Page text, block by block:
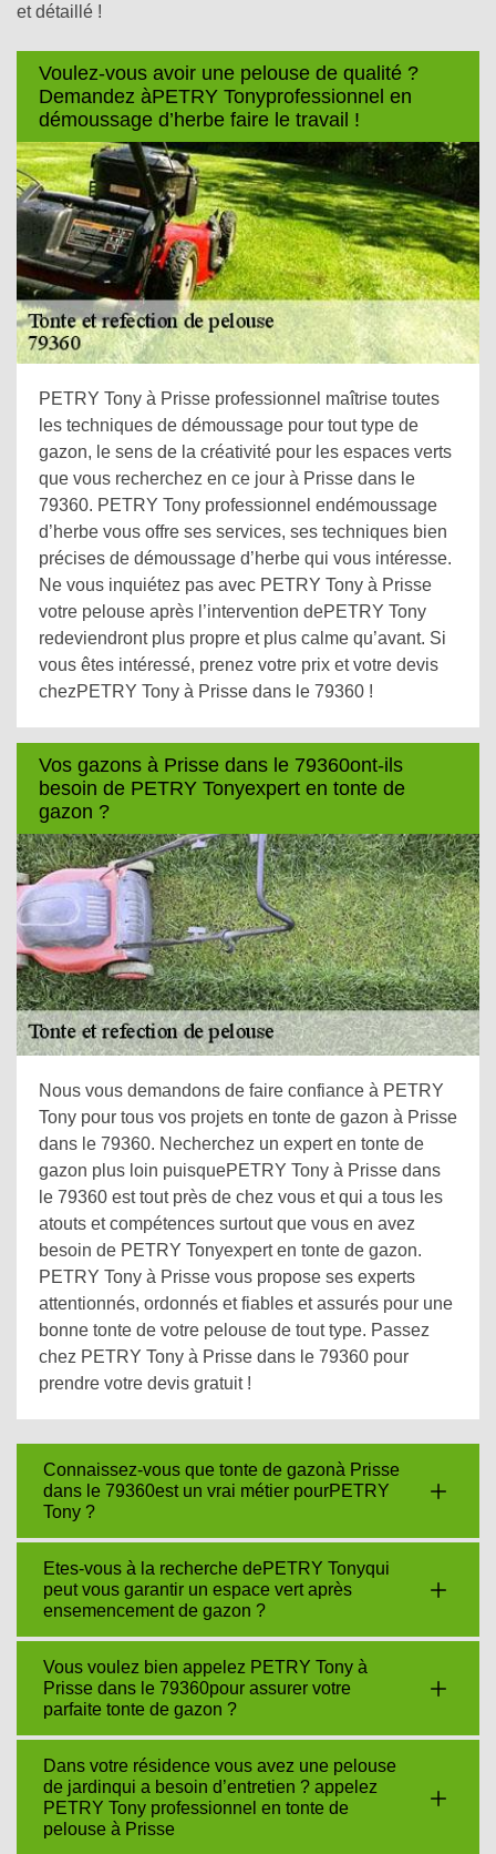
et détaillé !
Voulez-vous avoir une pelouse de qualité ?
Demandez àPETRY Tonyprofessionnel en
démoussage d’herbe faire le travail !
PETRY Tony à Prisse professionnel maîtrise toutes
les techniques de démoussage pour tout type de
gazon, le sens de la créativité pour les espaces verts
que vous recherchez en ce jour à Prisse dans le
79360. PETRY Tony professionnel endémoussage
d’herbe vous offre ses services, ses techniques bien
précises de démoussage d’herbe qui vous intéresse.
Ne vous inquiétez pas avec PETRY Tony à Prisse
votre pelouse après l’intervention dePETRY Tony
redeviendront plus propre et plus calme qu’avant. Si
vous êtes intéressé, prenez votre prix et votre devis
chezPETRY Tony à Prisse dans le 79360 !
Vos gazons à Prisse dans le 79360ont-ils
besoin de PETRY Tonyexpert en tonte de
gazon ?
Nous vous demandons de faire confiance à PETRY
Tony pour tous vos projets en tonte de gazon à Prisse
dans le 79360. Necherchez un expert en tonte de
gazon plus loin puisquePETRY Tony à Prisse dans
le 79360 est tout près de chez vous et qui a tous les
atouts et compétences surtout que vous en avez
besoin de PETRY Tonyexpert en tonte de gazon.
PETRY Tony à Prisse vous propose ses experts
attentionnés, ordonnés et fiables et assurés pour une
bonne tonte de votre pelouse de tout type. Passez
chez PETRY Tony à Prisse dans le 79360 pour
prendre votre devis gratuit !
Connaissez-vous que tonte de gazonà Prisse
dans le 79360est un vrai métier pourPETRY
Tony ?
Etes-vous à la recherche dePETRY Tonyqui
peut vous garantir un espace vert après
ensemencement de gazon ?
Vous voulez bien appelez PETRY Tony à
Prisse dans le 79360pour assurer votre
parfaite tonte de gazon ?
Dans votre résidence vous avez une pelouse
de jardinqui a besoin d’entretien ? appelez
PETRY Tony professionnel en tonte de
pelouse à Prisse